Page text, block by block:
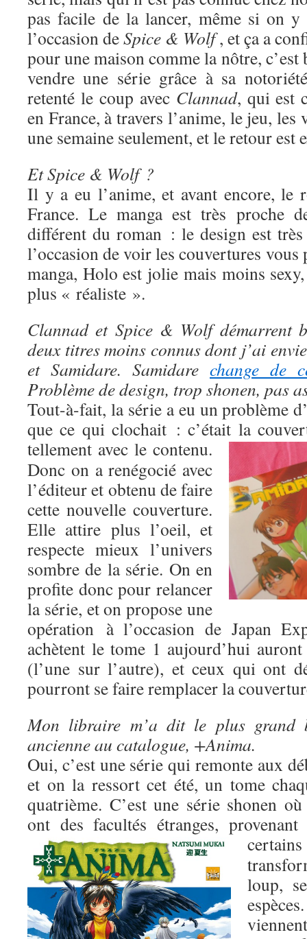
pas facile de la lancer, même si on
l’occasion deSpice & Wolf, et ça a
pour une maison comme la nôtre,
vendre une série grâce à sa
retenté le coup avec Clannad, qui est
en France, à travers l’anime, le jeu,
une semaine seulement, et le retour est
Et Spice & Wolf ?
Il y a eu l’anime, et avant encore, le
France. Le manga est très proche
différent du roman : le design est
l’occasion de voir les couvertures
manga, Holo est jolie mais moins
plus « réaliste ».
Clannad et Spice & Wolf démarrent
deux titres moins connus dont j’ai
et Samidare. Samidare change de
Problème de design, trop shonen, pas
Tout-à-fait, la série a eu un problème
que ce qui clochait : c’était la
tellement avec le contenu.
Donc on a renégocié avec
l’éditeur et obtenu de faire
cette nouvelle couverture.
Elle attire plus l’oeil, et
respecte mieux l’univers
sombre de la série. On en
profite donc pour relancer
la série, et on propose une
opération à l’occasion de Japan
achètent le tome 1 aujourd’hui
(l’une sur l’autre), et ceux qui ont
pourront se faire remplacer la
Mon libraire m’a dit le plus grand
ancienne au catalogue, +Anima.
Oui, c’est une série qui remonte aux
et on la ressort cet été, un tome
quatrième. C’est une série shonen
ont des facultés étranges,
loup,